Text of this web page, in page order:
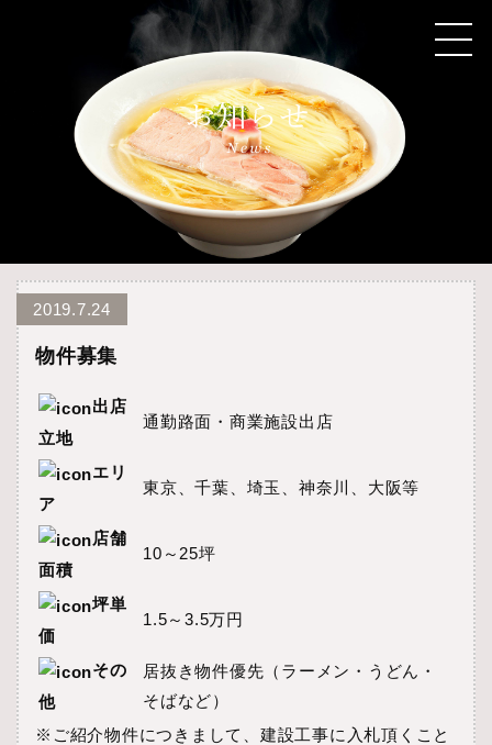
2019.7.24
物件募集
出店
立地
通勤路面・商業施設出店
エリ
ア
東京、千葉、埼玉、神奈川、大阪等
店舗
面積
10～25坪
坪単
価
1.5～3.5万円
その
他
居抜き物件優先（ラーメン・うどん・
そばなど）
※ご紹介物件につきまして、建設工事に入札頂くこと